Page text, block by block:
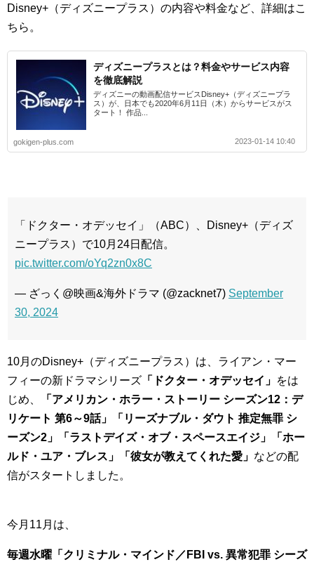
Disney+（ディズニープラス）の内容や料金など、詳細はこ
ちら。
ディズニープラスとは？料金やサービス内容
を徹底解説
ディズニーの動画配信サービスDisney+（ディズニープラ
ス）が、日本でも2020年6月11日（木）からサービスがス
タート！ 作品...
gokigen-plus.com 2023-01-14 10:40
「ドクター・オデッセイ」（ABC）、Disney+（ディズ
ニープラス）で10月24日配信。
pic.twitter.com/oYq2zn0x8C
— ざっく@映画&海外ドラマ (@zacknet7) September
30, 2024
10月のDisney+（ディズニープラス）は、ライアン・マー
フィーの新ドラマシリーズ 「ドクター・オデッセイ」 をは
じめ、
「アメリカン・ホラー・ストーリー シーズン12：デ
リケート 第6～9話」「リーズナブル・ダウト 推定無罪 シ
ーズン2」「ラストデイズ・オブ・スペースエイジ」「ホー
ルド・ユア・ブレス」「彼女が教えてくれた愛」 などの配
信がスタートしました。
今月11月は、
毎週水曜「クリミナル・マインド／FBI vs. 異常犯罪 シーズ